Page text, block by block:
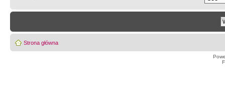
Strona główna